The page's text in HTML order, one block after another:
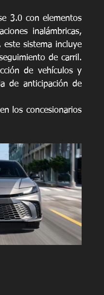
3.0 con elementos
inalámbricas,
este sistema incluye
de carril.
de vehículos y
de anticipación de
los concesionarios